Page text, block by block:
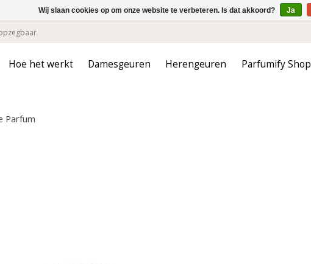
Hoe het werkt Damesgeuren Herengeuren Parfumify Shop
Parfum
Wij slaan cookies op om onze website te verbeteren. Is dat akkoord? Ja